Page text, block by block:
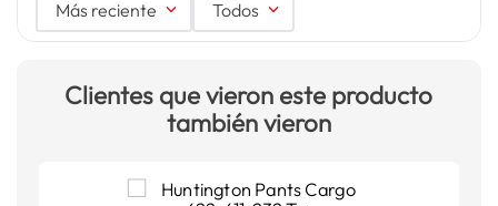
Más reciente Todos
Clientes que vieron este producto
también vieron